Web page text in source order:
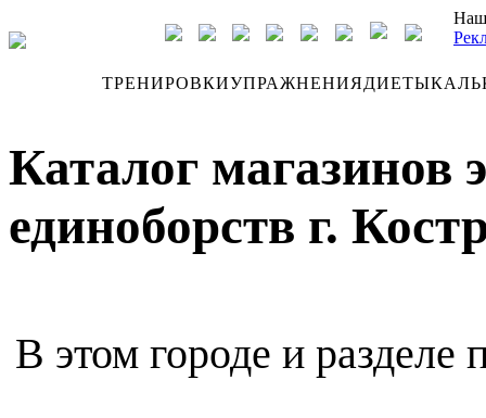
ТРЕНИРОВКИУПРАЖНЕНИЯДИЕТЫ
Каталог магазинов
единоборств г.
В этом городе и разделе